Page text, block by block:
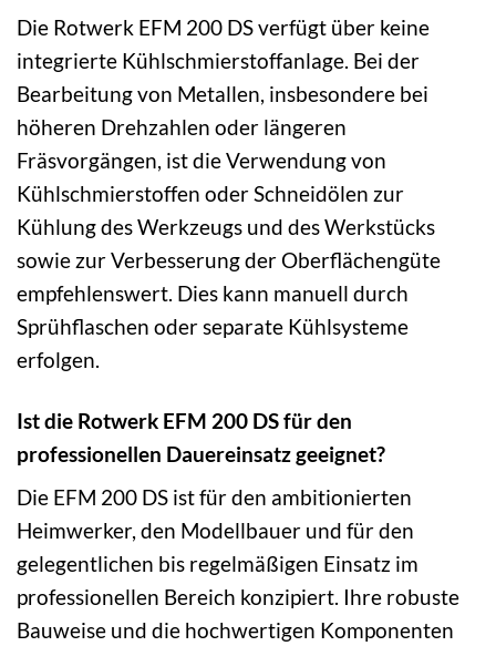
Die Rotwerk EFM 200 DS verfügt über keine
integrierte Kühlschmierstoffanlage. Bei der
Bearbeitung von Metallen, insbesondere bei
höheren Drehzahlen oder längeren
Fräsvorgängen, ist die Verwendung von
Kühlschmierstoffen oder Schneidölen zur
Kühlung des Werkzeugs und des Werkstücks
sowie zur Verbesserung der Oberflächengüte
empfehlenswert. Dies kann manuell durch
Sprühflaschen oder separate Kühlsysteme
erfolgen.
Ist die Rotwerk EFM 200 DS für den
professionellen Dauereinsatz geeignet?
Die EFM 200 DS ist für den ambitionierten
Heimwerker, den Modellbauer und für den
gelegentlichen bis regelmäßigen Einsatz im
professionellen Bereich konzipiert. Ihre robuste
Bauweise und die hochwertigen Komponenten